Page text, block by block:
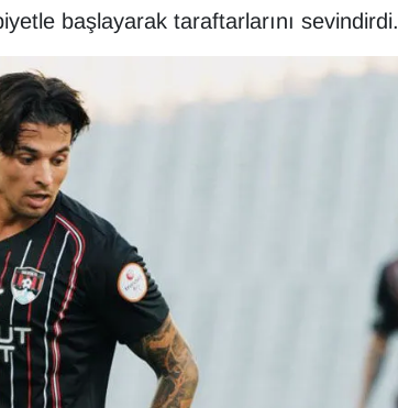
başlayarak taraftarlarını sevindirdi.